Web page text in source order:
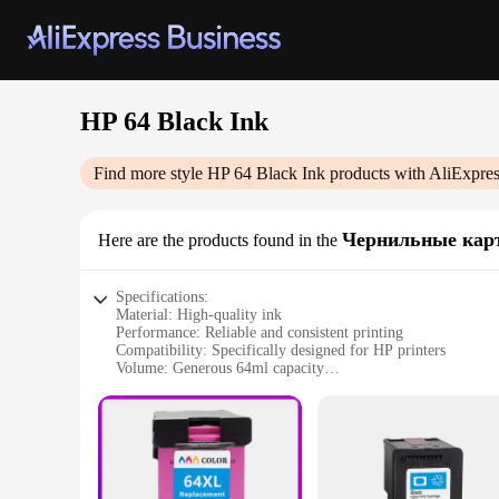
HP 64 Black Ink
Find more style HP 64 Black Ink products with
Here are the products found in the Чернильные
Specifications:
Material: High-quality ink
Performance: Reliable and consistent printing
Compatibility: Specifically designed for HP printers
Volume: Generous 64ml capacity
Availability: Wholesale and retail options
Features:
**Optimized Performance for Your HP Printer**
The HP 64 Black Ink Cartridge is a high-yield, premium-
of HP printers, this ink cartridge is the perfect choice for